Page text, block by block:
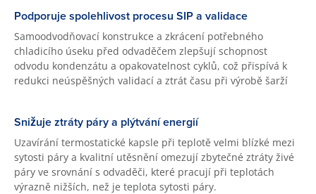
Podporuje spolehlivost procesu SIP a validace
Samoodvodňovací konstrukce a zkrácení potřebného
chladicího úseku před odvaděčem zlepšují schopnost
odvodu kondenzátu a opakovatelnost cyklů, což přispívá k
redukci neúspěšných validací a ztrát času při výrobě šarží
Snižuje ztráty páry a plýtvání energií
Uzavírání termostatické kapsle při teplotě velmi blízké mezi
sytosti páry a kvalitní utěsnění omezují zbytečné ztráty živé
páry ve srovnání s odvaděči, které pracují při teplotách
výrazně nižších, než je teplota sytosti páry.